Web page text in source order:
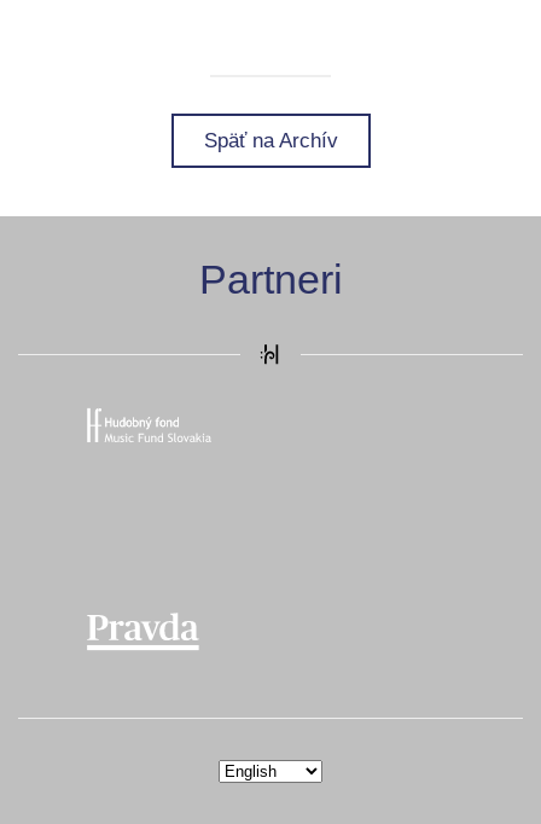
Späť na Archív
Partneri
Vyberte